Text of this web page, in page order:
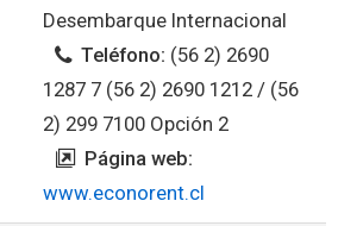
Desembarque Internacional
Teléfono: (56 2) 2690
1287 7 (56 2) 2690 1212 / (56
2) 299 7100 Opción 2
Página web:
www.econorent.cl